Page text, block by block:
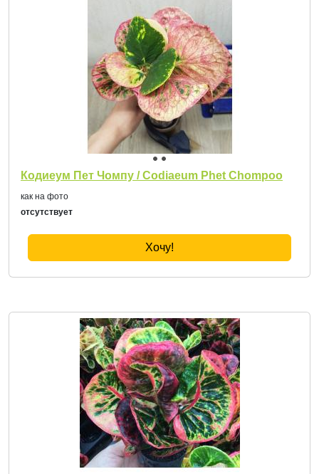
Кодиеум Пет Чомпу / Codiaeum Phet Chompoo
как на фото
отсутствует
Хочу!